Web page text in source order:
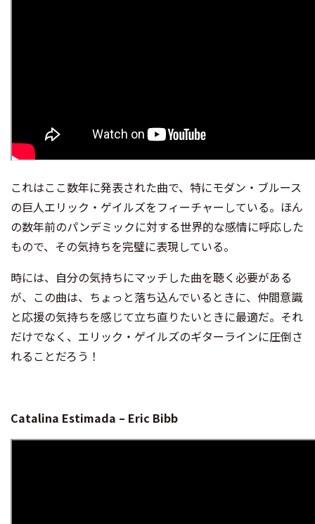
これはここ数年に発表された曲で、特にモダン・ブルース
の巨人エリック・ゲイルズをフィーチャーしている。ほん
の数年前のパンデミックに対する世界的な感情に呼応した
もので、その気持ちを完璧に表現している。
時には、自分の気持ちにマッチした曲を聴く必要がある
が、この曲は、ちょっと落ち込んでいるときに、仲間意識
と応援の気持ちを感じて立ち直りたいときに最適だ。それ
だけでなく、エリック・ゲイルズのギターラインに圧倒さ
れることだろう！
Catalina Estimada – Eric Bibb